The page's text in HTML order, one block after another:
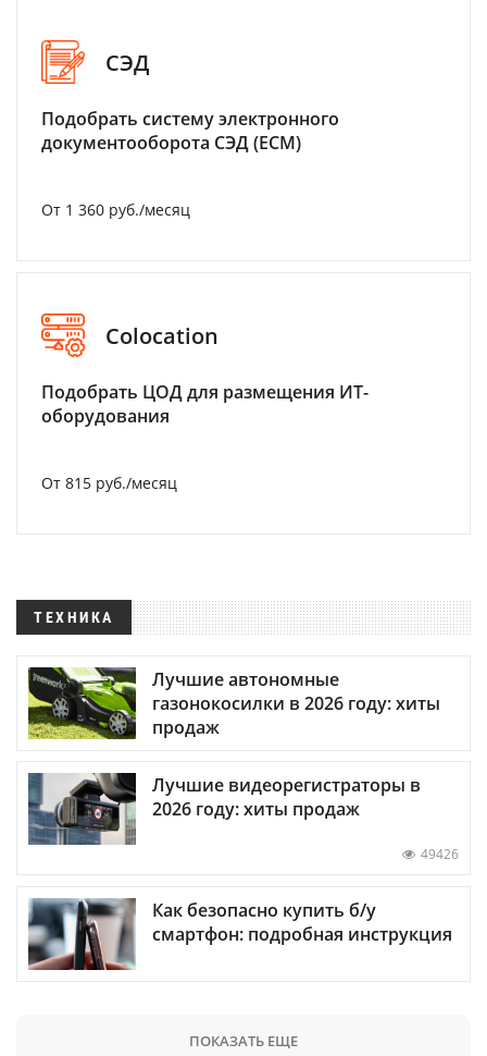
СЭД
Подобрать систему электронного
документооборота СЭД (ECM)
От 1 360 руб./месяц
Colocation
Подобрать ЦОД для размещения ИТ-
оборудования
От 815 руб./месяц
ТЕХНИКА
Лучшие автономные
газонокосилки в 2026 году: хиты
продаж
Лучшие видеорегистраторы в
2026 году: хиты продаж
49426
Как безопасно купить б/у
смартфон: подробная инструкция
ПОКАЗАТЬ ЕЩЕ